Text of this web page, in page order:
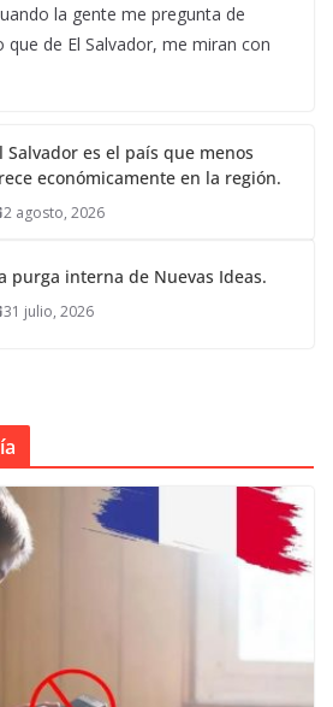
la gente me pregunta de
de El Salvador, me miran con
Salvador es el país que menos
económicamente en la región.
2 agosto, 2026
purga interna de Nuevas Ideas.
31 julio, 2026